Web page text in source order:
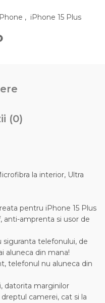
, iPhone 15 Plus
(0)
la interior, Ultra
pentru iPhone 15 Plus
anti-amprenta si usor de
telefonului, de
aluneca din mana!
telefonul nu aluneca din
datorita marginilor
camerei, cat si la